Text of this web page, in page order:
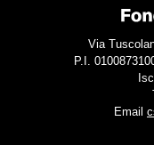
Via
P.I.
Email